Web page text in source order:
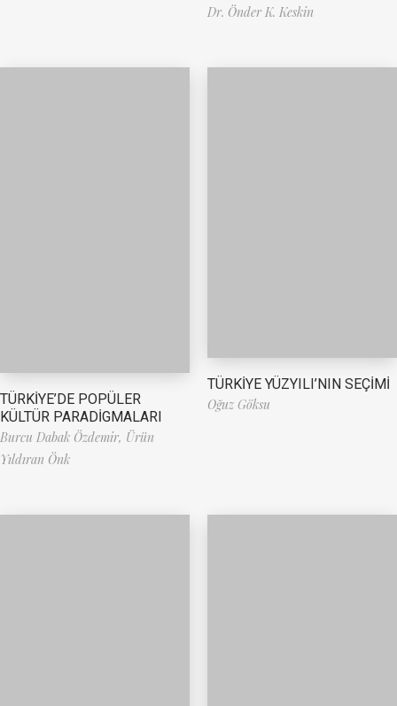
Dr. Önder K. Keskin
TÜRKİYE’DE POPÜLER
KÜLTÜR PARADİGMALARI
Burcu Dabak Özdemir, Ürün
Yıldıran Önk
TÜRKİYE YÜZYILI’NIN SEÇİMİ
Oğuz Göksu